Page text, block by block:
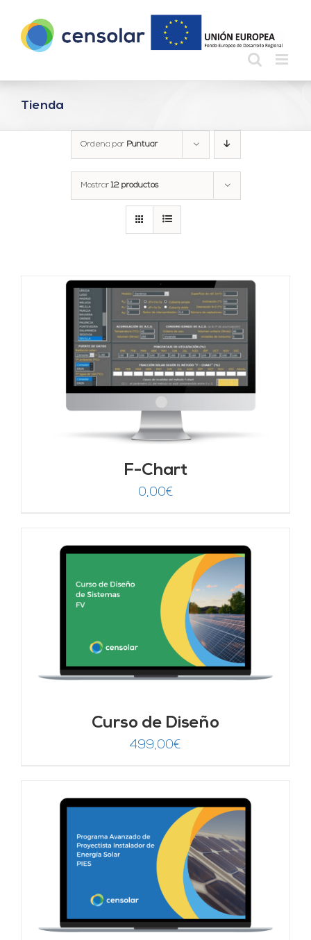
contenido
Tienda
Ordena por Puntuar
Mostrar12 productos
F-Chart
0,00€
Curso de Diseño
499,00€